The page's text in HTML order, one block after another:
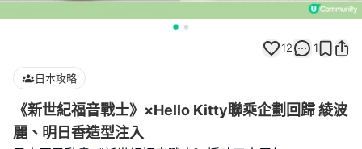
12 1
日本攻略
《新世紀福音戰士》×Hello Kitty聯乘企劃回歸 綾波
麗、明日香造型注入